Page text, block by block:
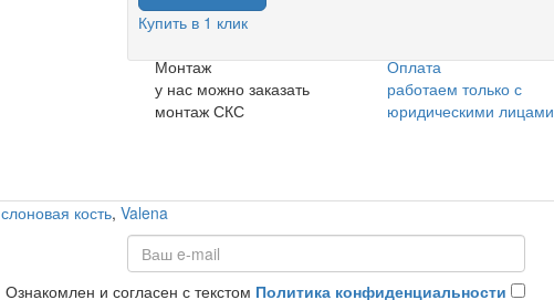
Купить в 1 клик
Монтаж
у нас можно заказать
монтаж СКС
Оплата
работаем только с
юридическими лицами
слоновая кость, Valena
Ознакомлен и согласен с текстом Политика конфиденциальности